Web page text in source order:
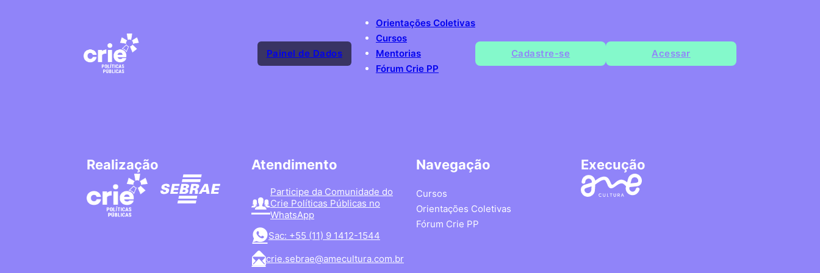
Painel de Dados
Orientações Coletivas
Cursos
Mentorias
Fórum Crie PP
Cadastre-se Acessar
Realização Atendimento
Participe da Comunidade do
Crie Políticas Públicas no
WhatsApp
Sac: +55 (11) 9 1412-1544
crie.sebrae@amecultura.com.br
Navegação
Cursos
Orientações Coletivas
Fórum Crie PP
Execução